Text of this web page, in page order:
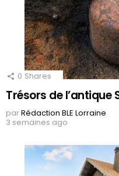
0 Shares
Trésors de l’antique
parRédaction BLE Lorraine
3 semaines ago